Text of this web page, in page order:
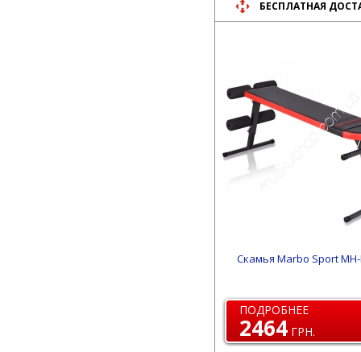
БЕСПЛАТНАЯ
Скамья Marbo Sport
ПОДРОБНЕЕ
2464 ГРН.